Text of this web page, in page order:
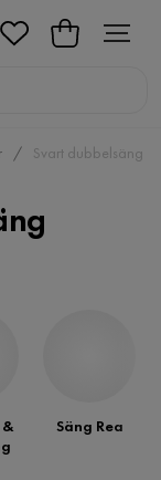
Svart dubbelsäng
Säng Rea